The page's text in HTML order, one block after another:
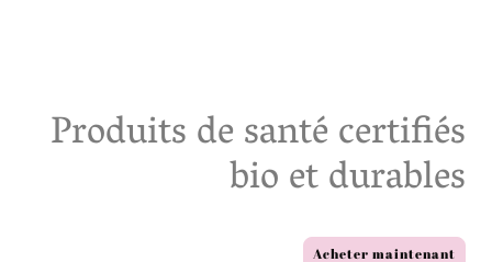
Produits de santé certifiés
bio et durables
Acheter maintenant